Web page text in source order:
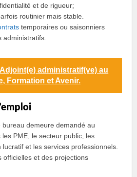
et de rigueur;
routinier mais stable.
temporaires ou saisonniers
administratifs.
administratif(ve) au
Formation et Avenir.
demeure demandé au
PME, le secteur public, les
et les services professionnels.
officielles et des projections